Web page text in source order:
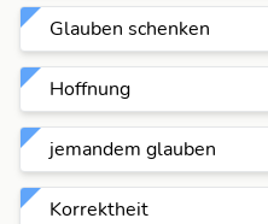
Glauben schenken
Hoffnung
jemandem glauben
Korrektheit